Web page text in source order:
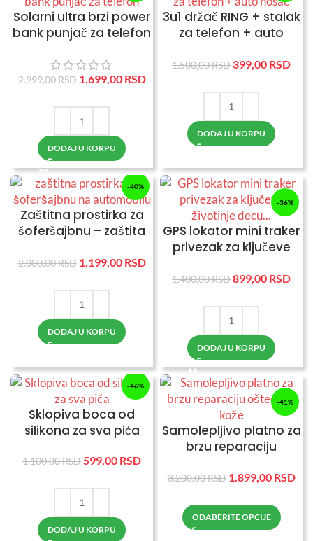
Solarni ultra brzi power
bank punjač za telefon
2.999,00RSD 1.699,00 RSD
DODAJ U KORPU
3u1 držač RING + stalak
za telefon + auto
1.500,00RSD 399,00 RSD
DODAJ U KORPU
-40%
Zaštitna prostirka za
šoferšajbnu – zaštita
2.000,00RSD 1.199,00 RSD
DODAJ U KORPU
-36%
GPS lokator mini traker
privezak za ključeve
1.400,00RSD899,00 RSD
DODAJ U KORPU
-46%
Sklopiva boca od
silikona za sva pića
1.100,00RSD 599,00 RSD
DODAJ U KORPU
-41%
Samolepljivo platno za
brzu reparaciju
3.200,00RSD 1.899,00 RSD
ODABERITE OPCIJE